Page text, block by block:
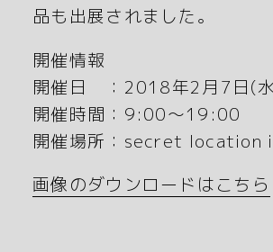
品も出展されました。
開催情報
開催日 ：2018年2月7日(
開催時間：9:00〜19:00
開催場所：secret location
画像のダウンロードはこちら